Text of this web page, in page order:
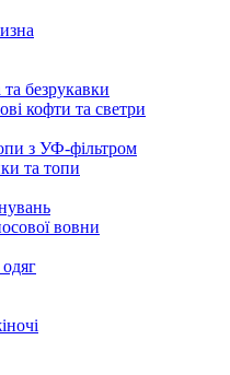
безрукавки
кофти та светри
з УФ-фільтром
та топи
вовни